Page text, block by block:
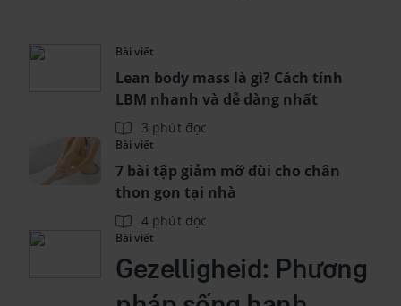
Bài viết
Lean body mass là gì? Cách tính
LBM nhanh và dễ dàng nhất
3 phút đọc
Bài viết
7 bài tập giảm mỡ đùi cho chân
thon gọn tại nhà
4 phút đọc
Bài viết
Gezelligheid: Phương